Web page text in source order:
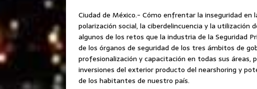
Ciudad de México.- Cómo enfrentar la inseguridad en
polarización social, la ciberdelincuencia y la
algunos de los retos que la industria de la Seguridad
de los órganos de seguridad de los tres ámbitos de
profesionalización y capacitación en todas sus áreas,
inversiones del exterior producto del nearshoring y
de los habitantes de nuestro país.